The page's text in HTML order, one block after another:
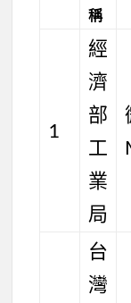
稱
1
經
濟
部
工
業
局
台
灣